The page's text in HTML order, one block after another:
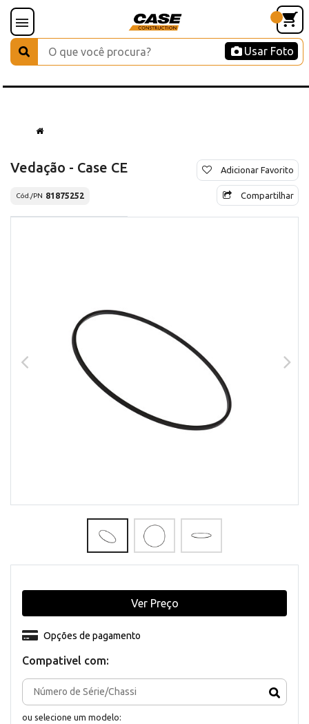
Usar Foto
Vedação - Case CE
Cód./PN 81875252
Adicionar Favorito
Compartilhar
Compativel com:
ou selecione um modelo:
Opções de pagamento
Ver Preço